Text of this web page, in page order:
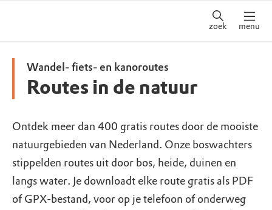
zoek menu
Wandel- fiets- en kanoroutes
Routes in de natuur
Ontdek meer dan 400 gratis routes door de mooiste
natuurgebieden van Nederland. Onze boswachters
stippelden routes uit door bos, heide, duinen en
langs water. Je downloadt elke route gratis als PDF
of GPX-bestand, voor op je telefoon of onderweg